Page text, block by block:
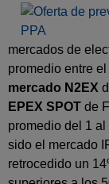
mercados de
promedio entre
mercado N2EX
EPEX SPOT de
promedio del 1
sido el mercado
retrocedido un